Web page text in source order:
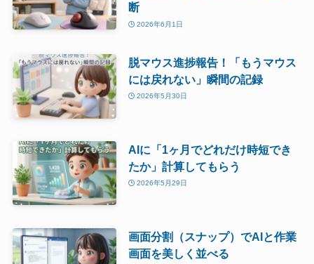
断
2026年6月1日
脱マウス進捗報告！「もうマウス
には戻れない」瞬間の記録
2026年5月30日
AIに「1ヶ月でどれだけ時短でき
たか」計算してもらう
2026年5月29日
画面分割（スナップ）でAIと作業
画面を美しく並べる